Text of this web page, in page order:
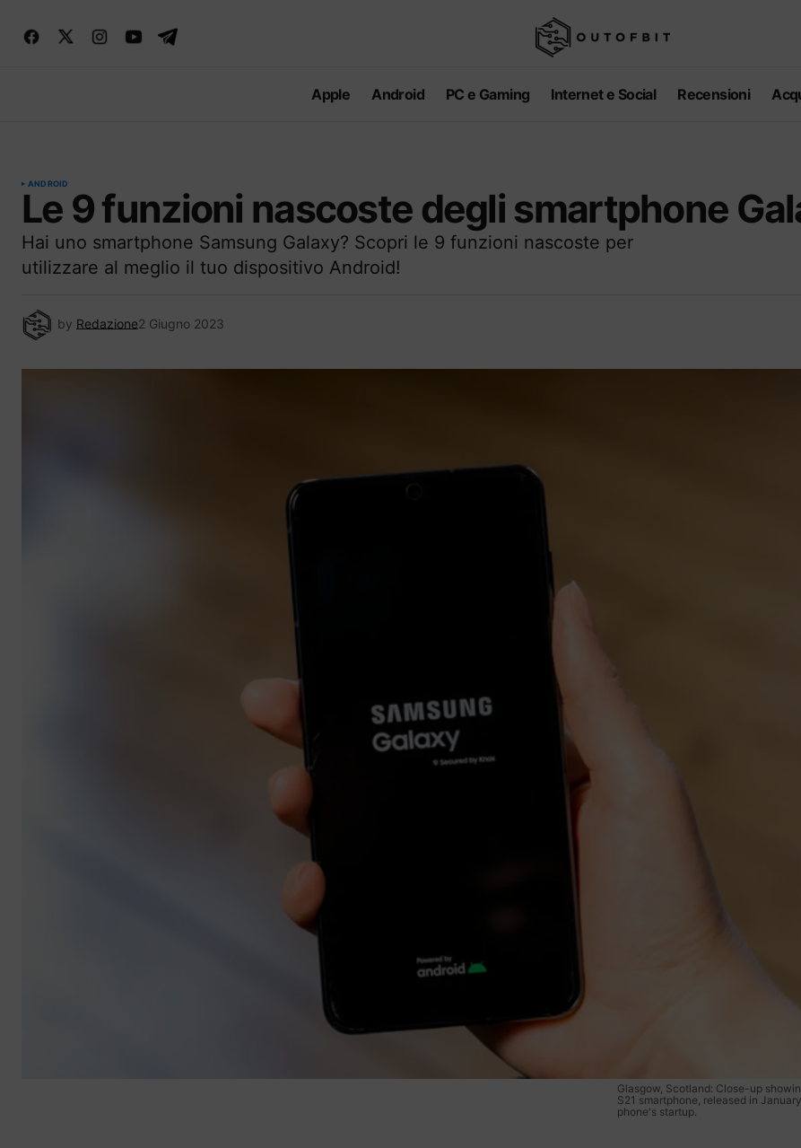
Apple Android PC e Gaming Internet e Social Recensioni
ANDROID
Le 9 funzioni nascoste degli smartphone
Hai uno smartphone Samsung Galaxy? Scopri le 9 funzioni nascoste per
utilizzare al meglio il tuo dispositivo Android!
by Redazione2 Giugno 2023
Glasgow, Scotland: Close-up
S21 smartphone, released in
phone's startup.